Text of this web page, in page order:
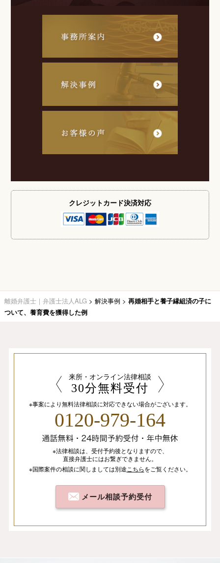
クレジットカード決済対応
離婚弁護士｜弁護士法人ALG > 解決事例 > 再婚相手と養子縁組済の子に
ついて、養育費を獲得した例
来所・オンライン法律相談
30分無料受付
※事案により無料法律相談に対応できない場合がございます。
0120-979-164
※法律相談は、 受付予約後となりますので、
直接弁護士にはお繋ぎできません。
※国際案件の相談に関しましては別途 こちらをご覧ください。
メール相談予約受付